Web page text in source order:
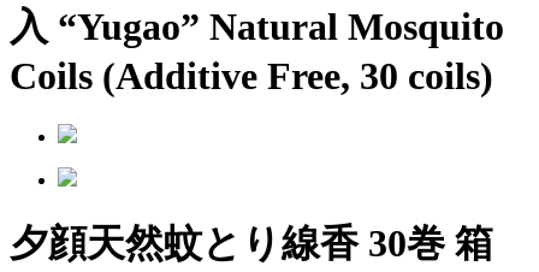
入 “Yugao” Natural Mosquito
Coils (Additive Free, 30 coils)
夕顔天然蚊とり線香 30巻 箱